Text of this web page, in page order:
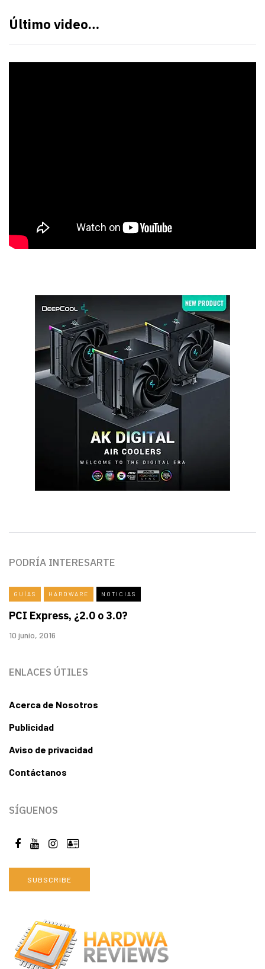
Último video…
PODRÍA INTERESARTE
GUÍAS HARDWARE NOTICIAS
PCI Express, ¿2.0 o 3.0?
10 junio, 2016
ENLACES ÚTILES
Acerca de Nosotros
Publicidad
Aviso de privacidad
Contáctanos
SÍGUENOS
SUBSCRIBE